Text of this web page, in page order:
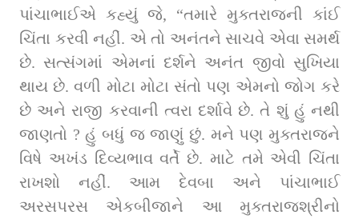
પાંચાભાઈએ કહ્યું જે, “તમારે મુક્તરાજની કાંઈ
ચિંતા કરવી નહીં. એ તો અનંતને સાચવે એવા સમર્થ
છે. સત્સંગમાં એમનાં દર્શને અનંત જીવો સુખિયા
થાય છે. વળી મોટા મોટા સંતો પણ એમનો જોગ કરે
છે અને રાજી કરવાની ત્વરા દર્શાવે છે. તે શું હું નથી
જાણતો ? હું બધું જ જાણું છું. મને પણ મુક્તરાજને
વિષે અખંડ દિવ્યભાવ વર્તે છે. માટે તમે એવી ચિંતા
રાખશો નહીં. આમ દેવબા અને પાંચાભાઈ
અરસપરસ એકબીજાને આ મુક્તરાજશ્રીનો